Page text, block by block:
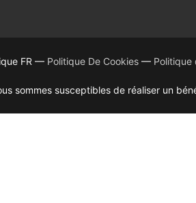
FR — Politique De Cookies — Politique
sommes susceptibles de réaliser un